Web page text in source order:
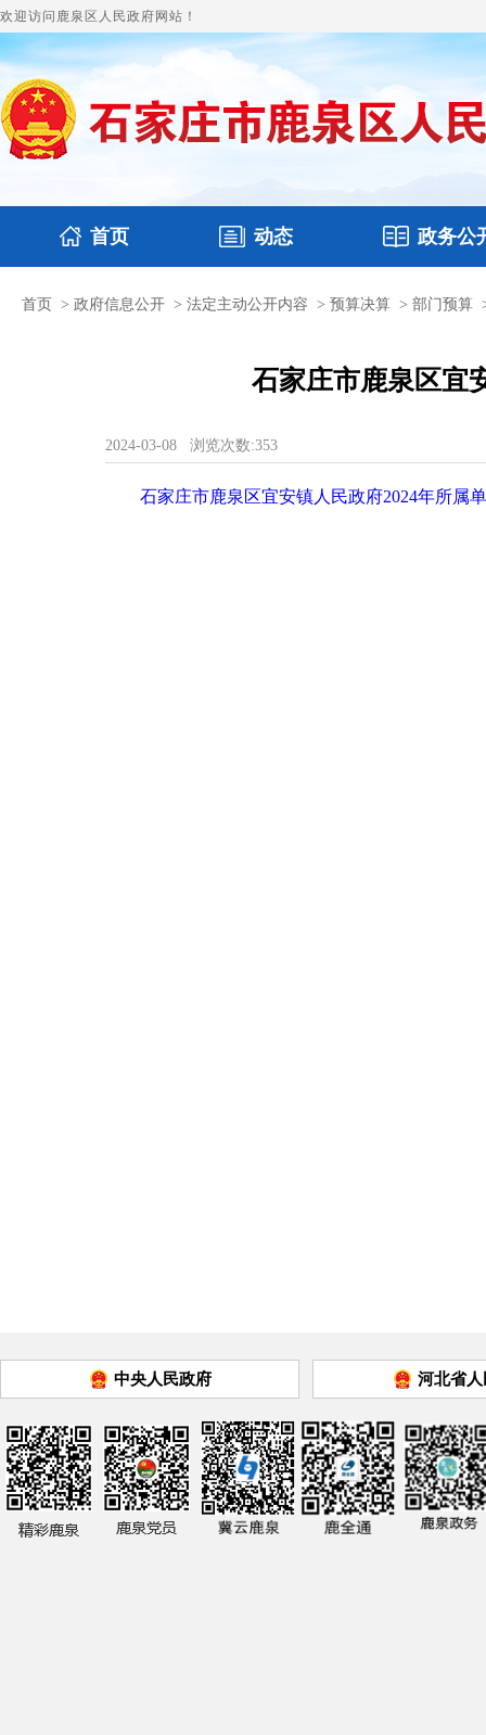
欢迎访问鹿泉区人民政府网站！
首页 动态
国务要闻 鹿泉要闻 图片新闻
政务公
政府领导 本区文件 财
首页 > 政府信息公开 > 法定主动公开内容 > 预算决算 > 部门预算
石家庄市鹿泉区宜
2024-03-08 浏览次数:353
石家庄市鹿泉区宜安镇人民政府2024年所属